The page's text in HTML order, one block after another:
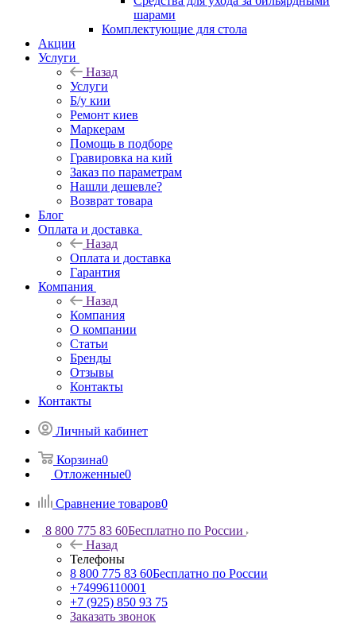
шарами
Комплектующие для стола
Акции
Услуги
Назад
Услуги
Б/у кии
Ремонт киев
Маркерам
Помощь в подборе
Гравировка на кий
Заказ по параметрам
Нашли дешевле?
Возврат товара
Блог
Оплата и доставка
Назад
Оплата и доставка
Гарантия
Компания
Назад
Компания
О компании
Статьи
Бренды
Отзывы
Контакты
Контакты
Личный кабинет
Корзина0
Отложенные0
Сравнение товаров0
8 800 775 83 60Бесплатно по России
Назад
Телефоны
8 800 775 83 60Бесплатно по России
+74996110001
+7 (925) 850 93 75
Заказать звонок